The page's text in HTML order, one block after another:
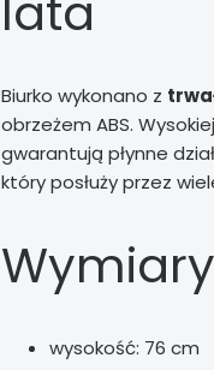
Biurko wykonano z
obrzeżem ABS.
gwarantują płynne
który posłuży przez
wysokość: 76 cm